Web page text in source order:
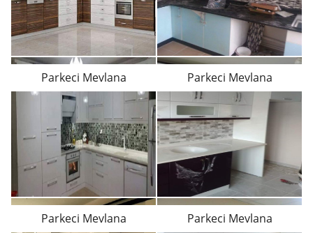
Parkeci Mevlana Parkeci Mevlana
Parkeci Mevlana Parkeci Mevlana